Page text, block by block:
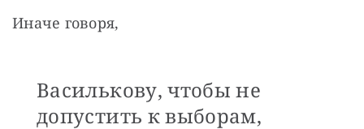
Иначе говоря,
Василькову, чтобы не
допустить к выборам,